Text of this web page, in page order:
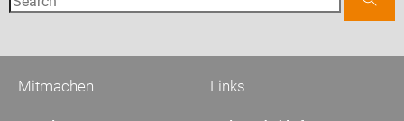
Links
Mitmachen